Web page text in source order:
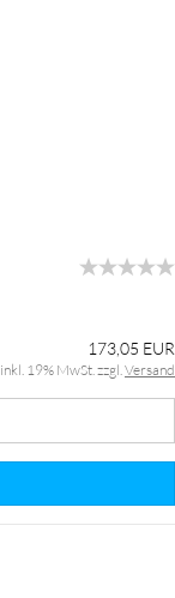
173,05 EUR
inkl. 19% MwSt. zzgl.Versand